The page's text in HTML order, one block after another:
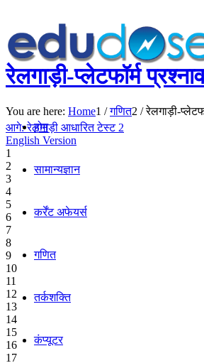
होम
सामान्यज्ञान
कर्रेंट अफेयर्स
गणित
तर्कशक्ति
कंप्यूटर
रेलगाड़ी-प्लेटफॉर्म
You are here: Home1 / गणित2 / रेलगाड़ी-
आगे: रेलगाड़ी आधारित टेस्ट 2
English Version
1
2
3
4
5
6
7
8
9
10
11
12
13
14
15
16
17